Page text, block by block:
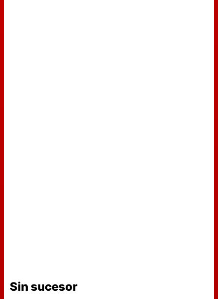
Sin sucesor